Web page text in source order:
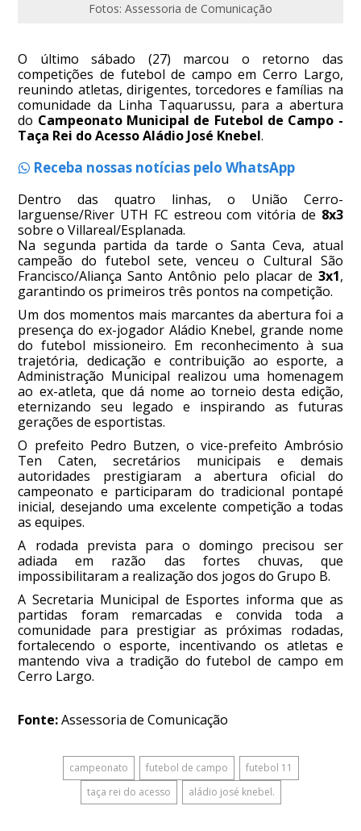
Fotos: Assessoria de Comunicação
O último sábado (27) marcou o retorno das
competições de futebol de campo em Cerro Largo,
reunindo atletas, dirigentes, torcedores e famílias na
comunidade da Linha Taquarussu, para a abertura
do Campeonato Municipal de Futebol de Campo -
Taça Rei do Acesso Aládio José Knebel.
Receba nossas notícias pelo WhatsApp
Dentro das quatro linhas, o União Cerro-
larguense/River UTH FC estreou com vitória de 8x3
sobre o Villareal/Esplanada.
Na segunda partida da tarde o Santa Ceva, atual
campeão do futebol sete, venceu o Cultural São
Francisco/Aliança Santo Antônio pelo placar de 3x1,
garantindo os primeiros três pontos na competição.
Um dos momentos mais marcantes da abertura foi a
presença do ex-jogador Aládio Knebel, grande nome
do futebol missioneiro. Em reconhecimento à sua
trajetória, dedicação e contribuição ao esporte, a
Administração Municipal realizou uma homenagem
ao ex-atleta, que dá nome ao torneio desta edição,
eternizando seu legado e inspirando as futuras
gerações de esportistas.
O prefeito Pedro Butzen, o vice-prefeito Ambrósio
Ten Caten, secretários municipais e demais
autoridades prestigiaram a abertura oficial do
campeonato e participaram do tradicional pontapé
inicial, desejando uma excelente competição a todas
as equipes.
A rodada prevista para o domingo precisou ser
adiada em razão das fortes chuvas, que
impossibilitaram a realização dos jogos do Grupo B.
A Secretaria Municipal de Esportes informa que as
partidas foram remarcadas e convida toda a
comunidade para prestigiar as próximas rodadas,
fortalecendo o esporte, incentivando os atletas e
mantendo viva a tradição do futebol de campo em
Cerro Largo.
Fonte:Assessoria de Comunicação
campeonato futebol de campo
futebol 11
taça rei do acesso
aládio josé knebel.